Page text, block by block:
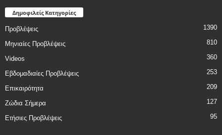
Δημοφιλείς Κατηγορίες
Προβλέψεις 1390
Μηνιαίες Προβλέψεις 810
Videos 360
Εβδομαδιαίες Προβλέψεις 253
Επικαιρότητα 209
Ζώδια Σήμερα 127
Ετήσιες Προβλέψεις 95